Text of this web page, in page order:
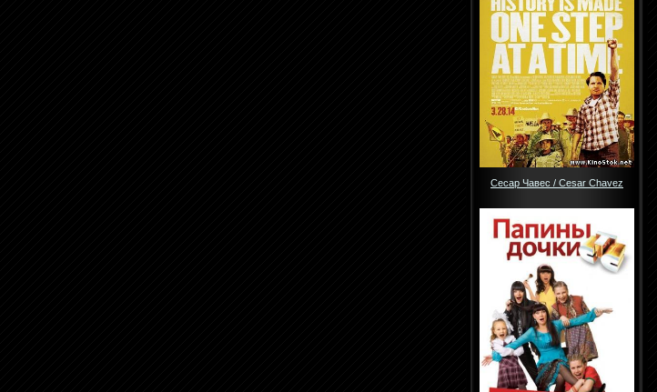
Сесар Чавес / Cesar Chavez